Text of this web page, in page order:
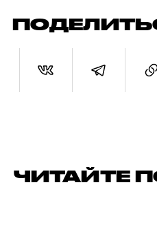
ЧИТАЙТЕ